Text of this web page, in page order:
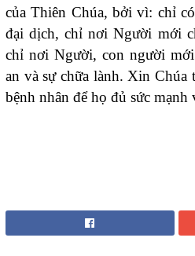
của Thiên Chúa, bởi vì: chỉ
đại dịch, chỉ nơi Người mới
chỉ nơi Người, con người
an và sự chữa lành. Xin Chúa
bệnh nhân để họ đủ sức